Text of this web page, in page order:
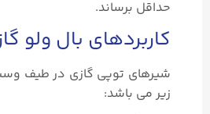
حداقل برساند.
کاربردهای بال ولو
شیرهای توپی گازی در طیف
زیر می باشد: